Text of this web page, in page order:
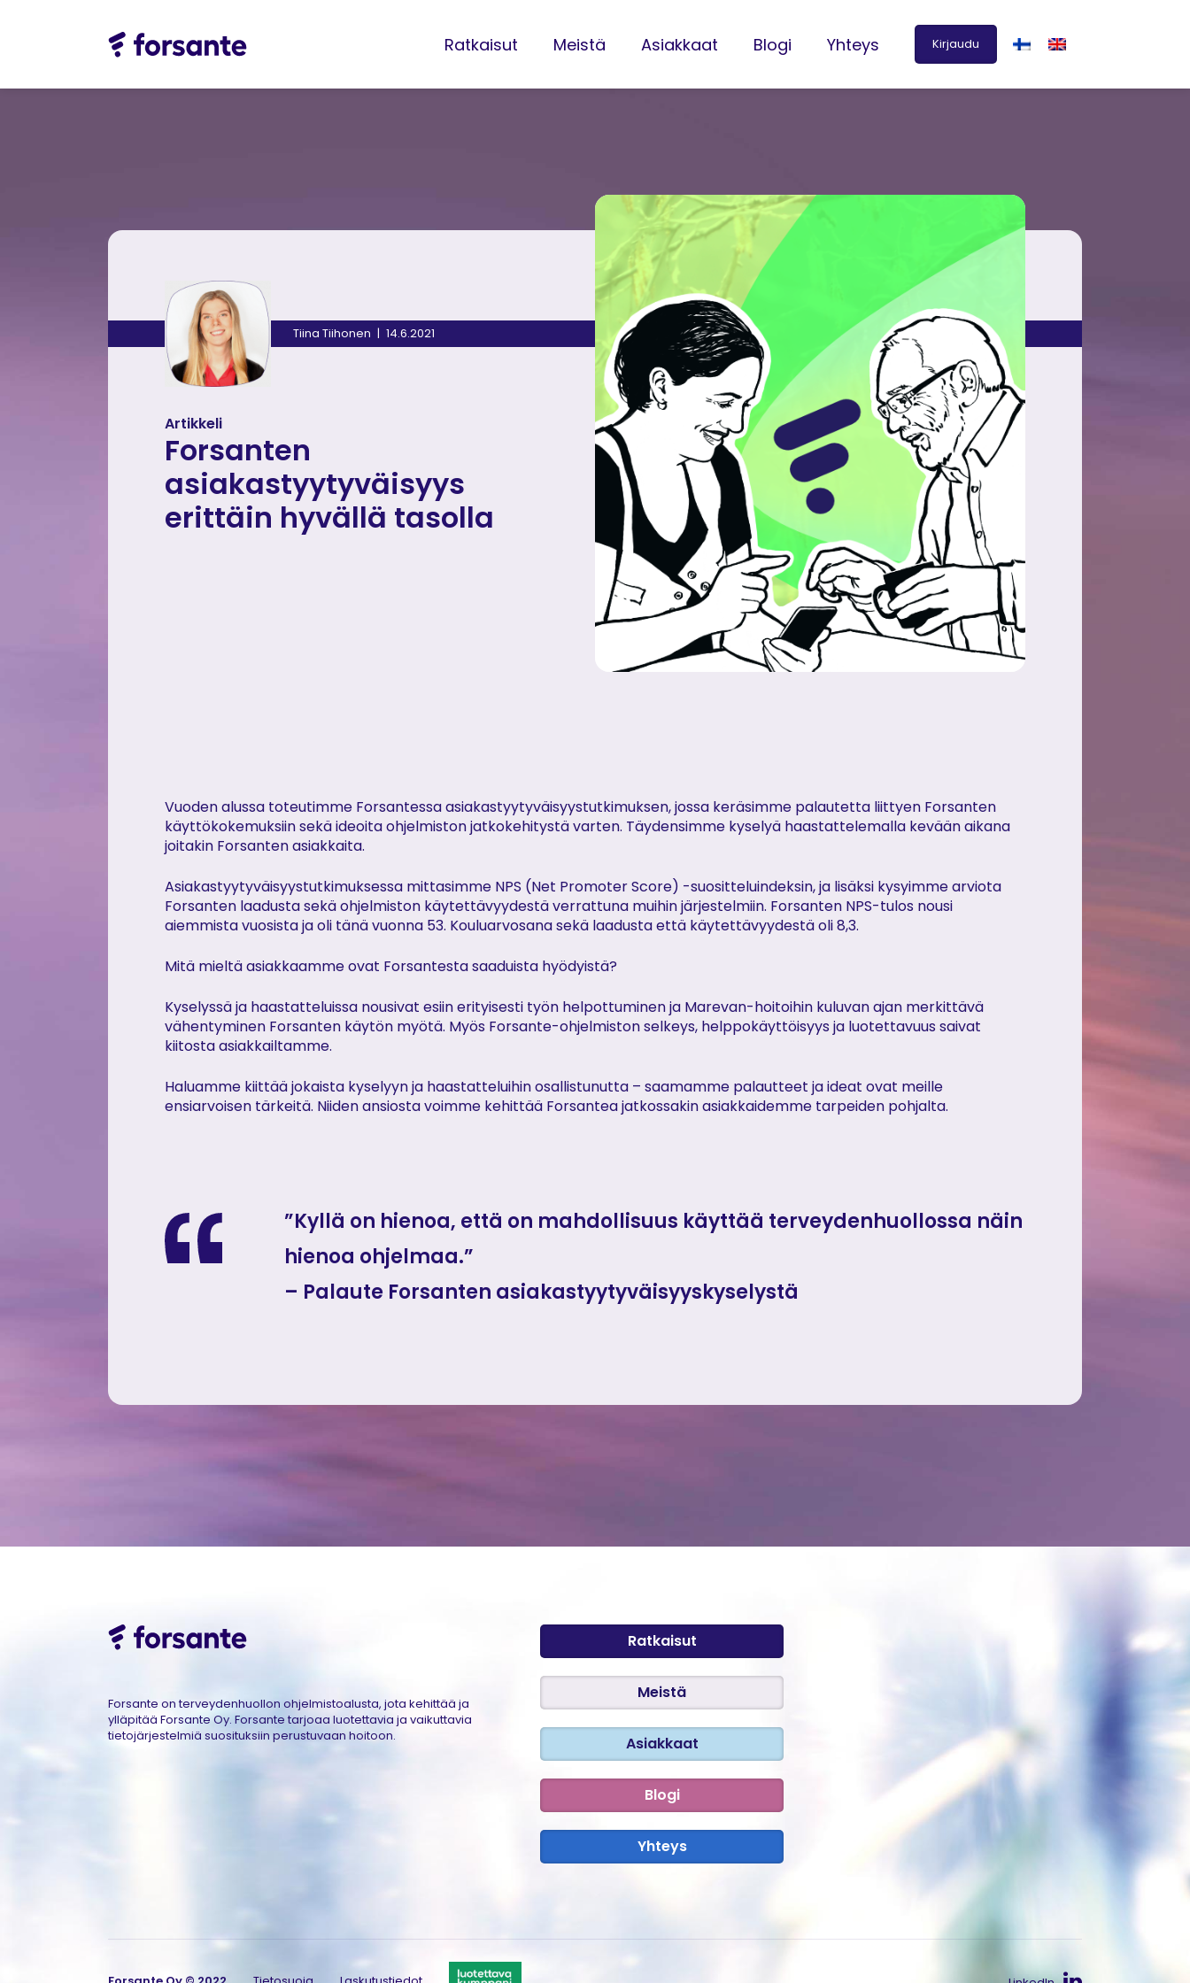
Ratkaisut Meistä Asiakkaat Blogi Yhteys Kirjaudu
Tiina Tiihonen 14.6.2021
Artikkeli
Forsanten
asiakastyytyväisyys
erittäin hyvällä tasolla
Vuoden alussa toteutimme Forsantessa asiakastyytyväisyystutkimuksen, jossa keräsimme palautetta liittyen Forsanten
käyttökokemuksiin sekä ideoita ohjelmiston jatkokehitystä varten. Täydensimme kyselyä haastattelemalla kevään aikana
joitakin Forsanten asiakkaita.
Asiakastyytyväisyystutkimuksessa mittasimme NPS (Net Promoter Score) -suositteluindeksin, ja lisäksi kysyimme arviota
Forsanten laadusta sekä ohjelmiston käytettävyydestä verrattuna muihin järjestelmiin. Forsanten NPS-tulos nousi
aiemmista vuosista ja oli tänä vuonna 53. Kouluarvosana sekä laadusta että käytettävyydestä oli 8,3.
Mitä mieltä asiakkaamme ovat Forsantesta saaduista hyödyistä?
Kyselyssä ja haastatteluissa nousivat esiin erityisesti työn helpottuminen ja Marevan-hoitoihin kuluvan ajan merkittävä
vähentyminen Forsanten käytön myötä. Myös Forsante-ohjelmiston selkeys, helppokäyttöisyys ja luotettavuus saivat
kiitosta asiakkailtamme.
Haluamme kiittää jokaista kyselyyn ja haastatteluihin osallistunutta – saamamme palautteet ja ideat ovat meille
ensiarvoisen tärkeitä. Niiden ansiosta voimme kehittää Forsantea jatkossakin asiakkaidemme tarpeiden pohjalta.
”Kyllä on hienoa, että on mahdollisuus käyttää terveydenhuollossa näin
hienoa ohjelmaa.”
– Palaute Forsanten asiakastyytyväisyyskyselystä
Forsante on terveydenhuollon ohjelmistoalusta, jota kehittää ja
ylläpitää Forsante Oy. Forsante tarjoaa luotettavia ja vaikuttavia
tietojärjestelmiä suosituksiin perustuvaan hoitoon.
Ratkaisut
Meistä
Asiakkaat
Blogi
Yhteys